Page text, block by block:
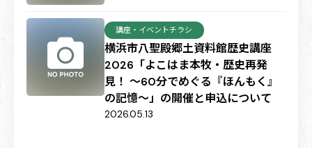
横浜市八聖殿郷土資料館歴史講座
2026「よこはま本牧・歴史再発
見！ 〜60分でめぐる『ほんもく』
の記憶〜」の開催と申込について
講座・イベントチラシ
2026.05.13